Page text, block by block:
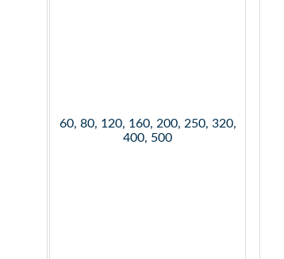
60, 80, 120, 160, 200, 250, 320,
400, 500